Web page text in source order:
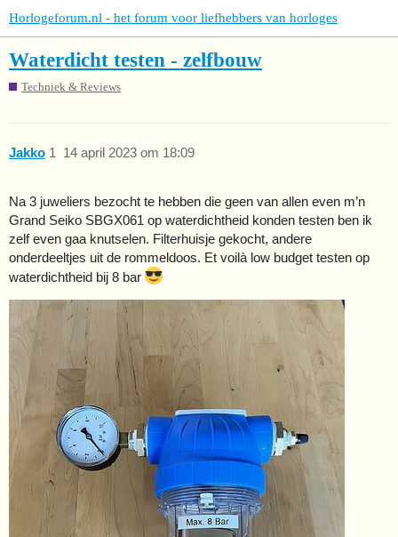
Horlogeforum.nl - het forum voor liefhebbers van horloges
Waterdicht testen - zelfbouw
Techniek & Reviews
Jakko 14 april 2023 om 18:09
1
Na 3 juweliers bezocht te hebben die geen van allen even m’n
Grand Seiko SBGX061 op waterdichtheid konden testen ben ik
zelf even gaa knutselen. Filterhuisje gekocht, andere
onderdeeltjes uit de rommeldoos. Et voilà low budget testen op
waterdichtheid bij 8 bar